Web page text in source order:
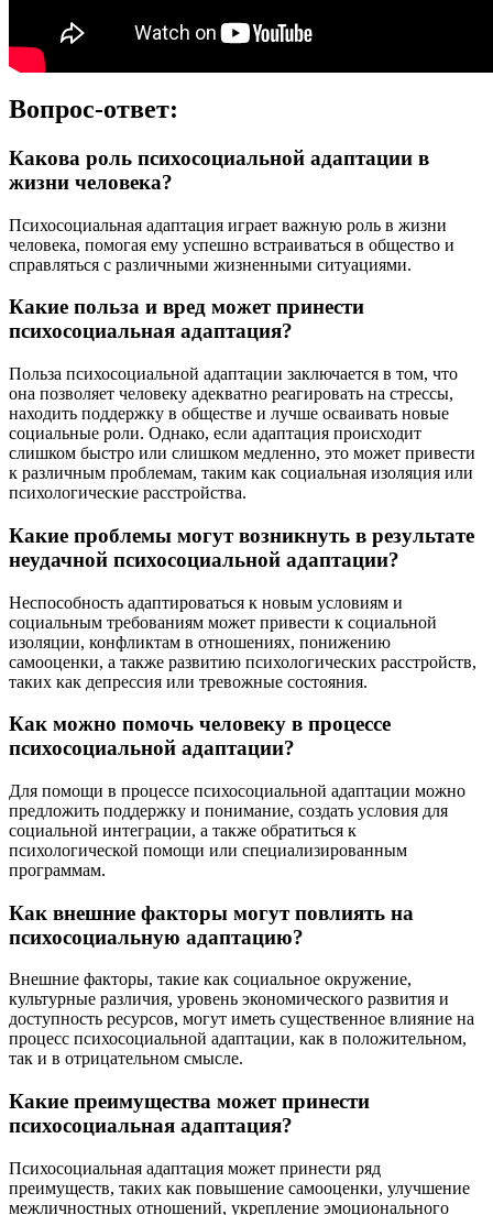
Вопрос-ответ:
Какова роль психосоциальной адаптации в
жизни человека?
Психосоциальная адаптация играет важную роль в жизни
человека, помогая ему успешно встраиваться в общество и
справляться с различными жизненными ситуациями.
Какие польза и вред может принести
психосоциальная адаптация?
Польза психосоциальной адаптации заключается в том, что
она позволяет человеку адекватно реагировать на стрессы,
находить поддержку в обществе и лучше осваивать новые
социальные роли. Однако, если адаптация происходит
слишком быстро или слишком медленно, это может привести
к различным проблемам, таким как социальная изоляция или
психологические расстройства.
Какие проблемы могут возникнуть в результате
неудачной психосоциальной адаптации?
Неспособность адаптироваться к новым условиям и
социальным требованиям может привести к социальной
изоляции, конфликтам в отношениях, понижению
самооценки, а также развитию психологических расстройств,
таких как депрессия или тревожные состояния.
Как можно помочь человеку в процессе
психосоциальной адаптации?
Для помощи в процессе психосоциальной адаптации можно
предложить поддержку и понимание, создать условия для
социальной интеграции, а также обратиться к
психологической помощи или специализированным
программам.
Как внешние факторы могут повлиять на
психосоциальную адаптацию?
Внешние факторы, такие как социальное окружение,
культурные различия, уровень экономического развития и
доступность ресурсов, могут иметь существенное влияние на
процесс психосоциальной адаптации, как в положительном,
так и в отрицательном смысле.
Какие преимущества может принести
психосоциальная адаптация?
Психосоциальная адаптация может принести ряд
преимуществ, таких как повышение самооценки, улучшение
межличностных отношений, укрепление эмоционального